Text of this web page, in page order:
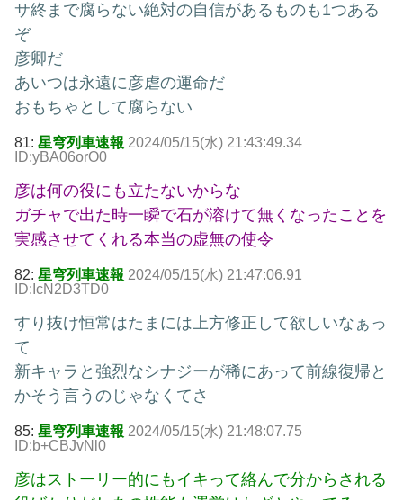
サ終まで腐らない絶対の自信があるものも1つある
ぞ
彦卿だ
あいつは永遠に彦虐の運命だ
おもちゃとして腐らない
81: 星穹列車速報 2024/05/15(水) 21:43:49.34
ID:yBA06orO0
彦は何の役にも立たないからな
ガチャで出た時一瞬で石が溶けて無くなったことを
実感させてくれる本当の虚無の使令
82: 星穹列車速報 2024/05/15(水) 21:47:06.91
ID:IcN2D3TD0
すり抜け恒常はたまには上方修正して欲しいなぁっ
て
新キャラと強烈なシナジーが稀にあって前線復帰と
かそう言うのじゃなくてさ
85: 星穹列車速報 2024/05/15(水) 21:48:07.75
ID:b+CBJvNl0
彦はストーリー的にもイキって絡んで分からされる